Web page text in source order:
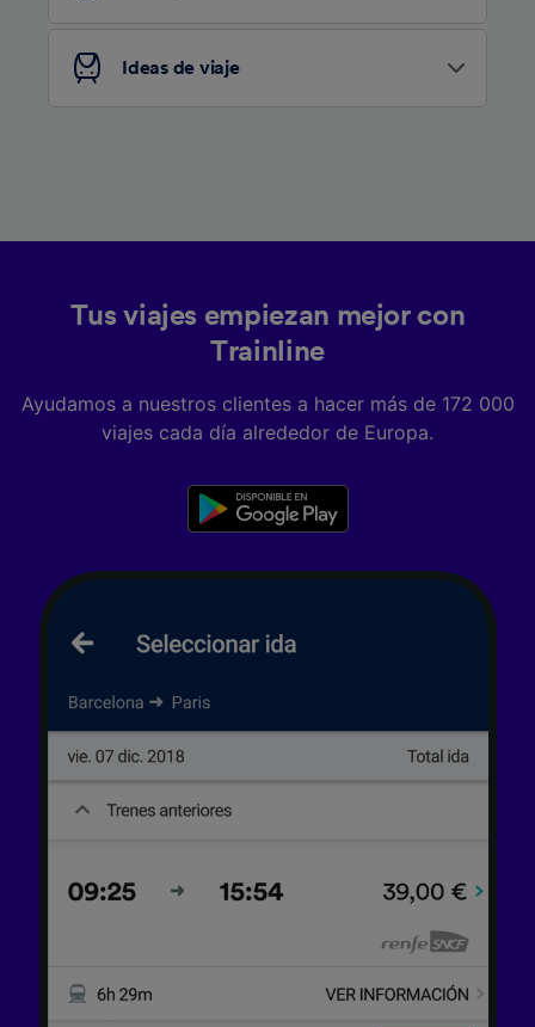
Ideas de viaje
Tus viajes empiezan mejor con
Trainline
Ayudamos a nuestros clientes a hacer más de 172 000
viajes cada día alrededor de Europa.